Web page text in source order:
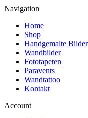
Navigation
Home
Shop
Handgemalte Bilder
Wandbilder
Fototapeten
Paravents
Wandtattoo
Kontakt
Account